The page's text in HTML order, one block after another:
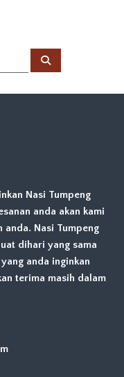
C
Nasi Tumpeng
anda akan kami
anda. Nasi Tumpeng
dihari yang sama
anda inginkan
terima masih dalam